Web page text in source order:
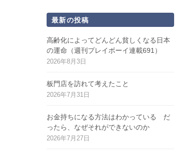
最新の投稿
高齢化によってどんどん貧しくなる日本
の運命（週刊プレイボーイ連載691）
2026年8月3日
板門店を訪れて考えたこと
2026年7月31日
お金持ちになる方法はわかっている だ
ったら、なぜそれができないのか
2026年7月27日